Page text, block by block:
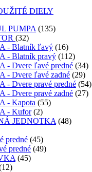
DIELY
PUMPA (135)
(32)
- Blatník ľavý (16)
- Blatník pravý (112)
- Dvere ľavé predné (34)
- Dvere ľavé zadné (29)
- Dvere pravé predné (54)
- Dvere pravé zadné (27)
- Kapota (55)
- Kufor(2)
JEDNOTKA (48)
predné (45)
predné (49)
(45)